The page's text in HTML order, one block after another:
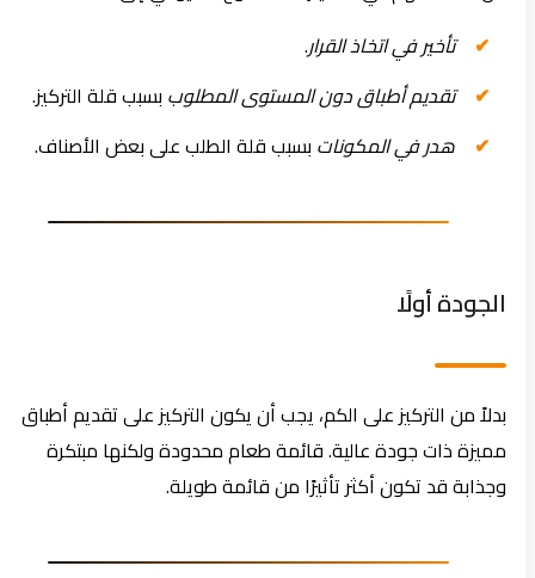
تأخير في اتخاذ القرار.
تقديم أطباق دون المستوى المطلوببسبب قلة التركيز.
هدر في المكوناتبسبب قلة الطلب على بعض الأصناف.
الجودة أولًا
بدلاً من التركيز على الكم، يجب أن يكون التركيز على تقديم أطباق
مميزة ذات جودة عالية. قائمة طعام محدودة ولكنها مبتكرة
وجذابة قد تكون أكثر تأثيرًا من قائمة طويلة.